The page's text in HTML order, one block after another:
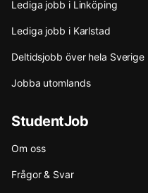
Lediga jobb i Linköping
Lediga jobb i Karlstad
Deltidsjobb över hela Sverige
Jobba utomlands
StudentJob
Om oss
Frågor & Svar